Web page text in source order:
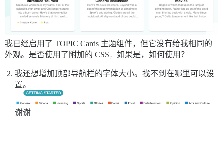
我已经启用了 TOPIC Cards 主题组件，但它没有给我相同的
外观。是否使用了附加的 CSS，如果是，如何使用？
我还想增加顶部导航栏的字体大小。找不到在哪里可以设
置。
谢谢